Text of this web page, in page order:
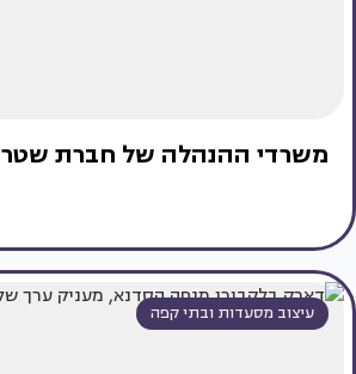
משרדי ההנהלה של חברת
עיצוב מסעדות ובתי קפה